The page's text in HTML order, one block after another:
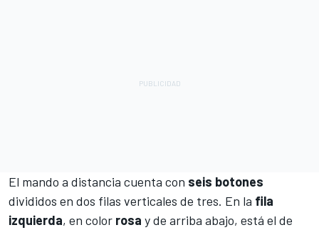
El mando a distancia cuenta con seis botones
divididos en dos filas verticales de tres. En la fila
izquierda, en color rosa y de arriba abajo, está el de